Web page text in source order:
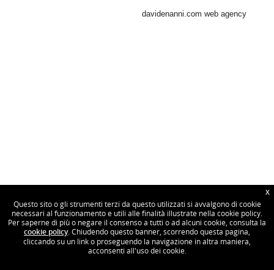
davidenanni.com web agency
Questo sito o gli strumenti terzi da questo utilizzati si avvalgono di cookie
necessari al funzionamento e utili alle finalità illustrate nella cookie policy.
Per saperne di più o negare il consenso a tutti o ad alcuni cookie, consulta la
cookie policy. Chiudendo questo banner, scorrendo questa pagina,
cliccando su un link o proseguendo la navigazione in altra maniera,
acconsenti all'uso dei cookie.
X